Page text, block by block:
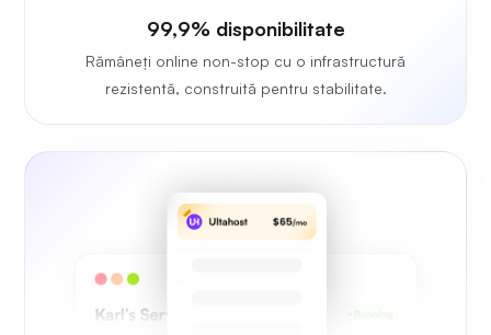
99,9% disponibilitate
Rămâneți online non-stop cu o infrastructură
rezistentă, construită pentru stabilitate.